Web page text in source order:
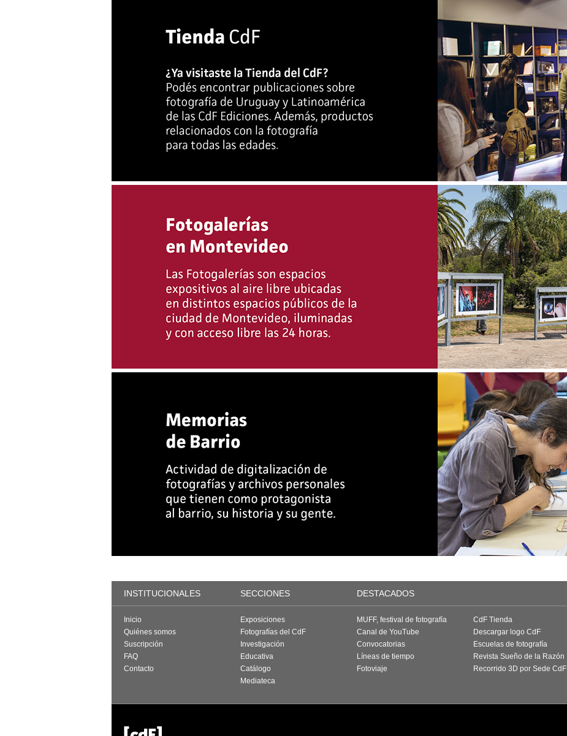
INSTITUCIONALES SECCIONES DESTACADOS
Inicio
Quiénes somos
Suscripción
FAQ
Contacto
Exposiciones
Fotografías del CdF
Investigación
Educativa
Catálogo
Mediateca
MUFF, festival de fotografía
Canal de YouTube
Convocatorias
Líneas de tiempo
Fotoviaje
CdF Tienda
Descargar logo CdF
Escuelas de fotografía
Revista Sueño de la Razón
Recorrido 3D por Sede CdF